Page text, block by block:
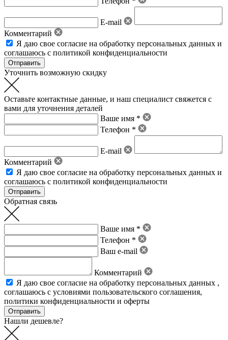
E-mail
Комментарий
Я даю свое согласие на обработку персональных данных и
соглашаюсь с политикой конфиденциальности
Уточнить возможную скидку
Оставьте контактные данные, и наш специалист свяжется с
вами для уточнения деталей
Ваше имя *
Телефон *
E-mail
Комментарий
Я даю свое согласие на обработку персональных данных и
соглашаюсь с политикой конфиденциальности
Обратная связь
Ваше имя *
Телефон *
Ваш e-mail
Комментарий
Я даю свое согласие на обработку персональных данных ,
соглашаюсь с условиями пользовательского соглашения,
политики конфиденциальности и оферты
Нашли дешевле?